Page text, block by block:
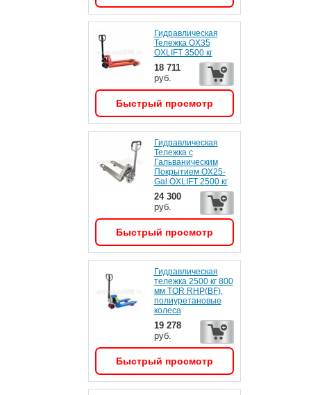
Гидравлическая
Тележка OX35
OXLIFT 3500 кг
18 711
руб.
Быстрый просмотр
Гидравлическая
Тележка c
Гальваническим
Покрытием OX25-
Gal OXLIFT 2500 кг
24 300
руб.
Быстрый просмотр
Гидравлическая
тележка 2500 кг 800
мм TOR RHP(BF),
полиуретановые
колеса
19 278
руб.
Быстрый просмотр